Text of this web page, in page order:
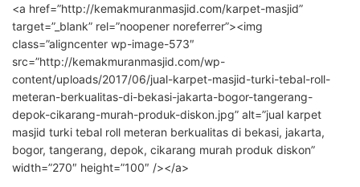
<a href=”http://kemakmuranmasjid.com/karpet-masjid”
target=”_blank” rel=”noopener noreferrer”><img
class=”aligncenter wp-image-573″
src=”http://kemakmuranmasjid.com/wp-
content/uploads/2017/06/jual-karpet-masjid-turki-tebal-roll-
meteran-berkualitas-di-bekasi-jakarta-bogor-tangerang-
depok-cikarang-murah-produk-diskon.jpg” alt=”jual karpet
masjid turki tebal roll meteran berkualitas di bekasi, jakarta,
bogor, tangerang, depok, cikarang murah produk diskon”
width=”270″ height=”100″ /></a>